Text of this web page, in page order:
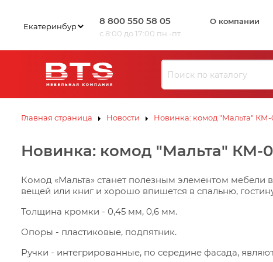
К
КС
СК
КЛ
ЛЮ
ЮЗИВ
ЗИВ
Э
К
С ЛЮЗИВ
И
З
Ю
8 800 550 58 05
с 8:00 до 17:00 пн.-пт.
О компании
Главная страница Новости Новинка: комод "Мальта" КМ-
Новинка: комод "Мальта" КМ-
Комод «Мальта» станет полезным элементом
вещей или книг и хорошо впишется в спальню,
Толщина кромки - 0,45 мм, 0,6 мм.
Опоры - пластиковые, подпятник.
Ручки - интегрированные, по середине фасада,